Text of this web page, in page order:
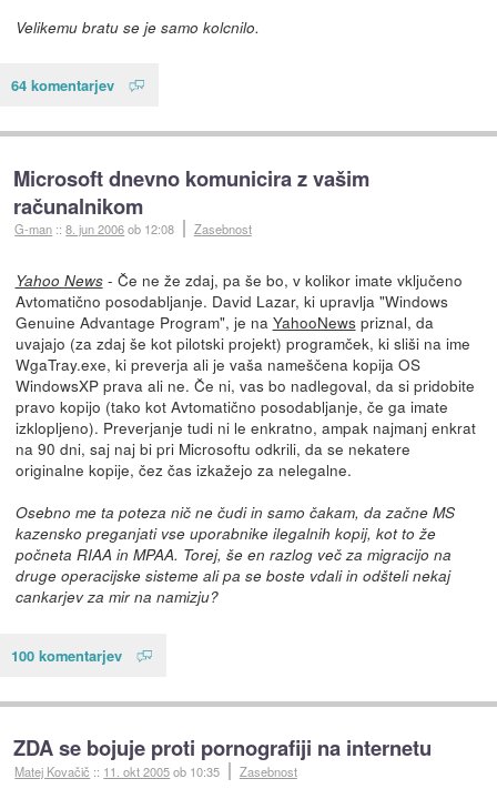
Velikemu bratu se je samo kolcnilo.
64 komentarjev
Microsoft dnevno komunicira z vašim
računalnikom
G-man ::8. jun 2006ob 12:08 Zasebnost
Yahoo News- Če ne že zdaj, pa še bo, v kolikor imate vključeno
Avtomatično posodabljanje. David Lazar, ki upravlja "Windows
Genuine Advantage Program", je na YahooNewspriznal, da
uvajajo (za zdaj še kot pilotski projekt) programček, ki sliši na ime
WgaTray.exe, ki preverja ali je vaša nameščena kopija OS
WindowsXP prava ali ne. Če ni, vas bo nadlegoval, da si pridobite
pravo kopijo (tako kot Avtomatično posodabljanje, če ga imate
izklopljeno). Preverjanje tudi ni le enkratno, ampak najmanj enkrat
na 90 dni, saj naj bi pri Microsoftu odkrili, da se nekatere
originalne kopije, čez čas izkažejo za nelegalne.
Osebno me ta poteza nič ne čudi in samo čakam, da začne MS
kazensko preganjati vse uporabnike ilegalnih kopij, kot to že
počneta RIAA in MPAA. Torej, še en razlog več za migracijo na
druge operacijske sisteme ali pa se boste vdali in odšteli nekaj
cankarjev za mir na namizju?
100 komentarjev
ZDA se bojuje proti pornografiji na internetu
Matej Kovačič :: 11. okt 2005ob 10:35 Zasebnost